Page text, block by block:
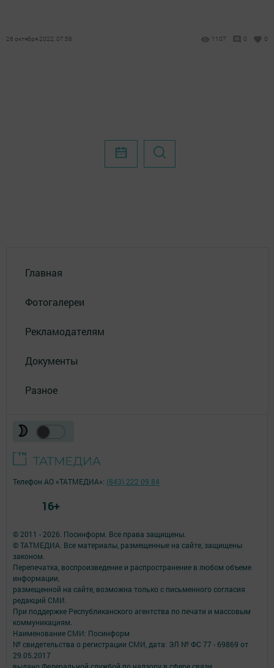
26 октября 2022, 07:58 1107 0 0
Главная
Фотогалереи
Рекламодателям
Документы
Разное
© 2011 - 2026. Посинформ. Все права защищены.
© ТАТМЕДИА. Все материалы, размещенные на сайте, защищены
законом.
Перепечатка, воспроизведение и распространение в любом объеме
информации,
размещенной на сайте, возможна только с письменного согласия
редакций СМИ.
При поддержке Республиканского агентства по печати и массовым
коммуникациям.
Наименование СМИ: Посинформ
№ свидетельства о регистрации СМИ, дата: ЭЛ № ФС 77 - 69869 от
29.05.2017
Телефон АО «ТАТМЕДИА»: (843) 222 09 84
16+